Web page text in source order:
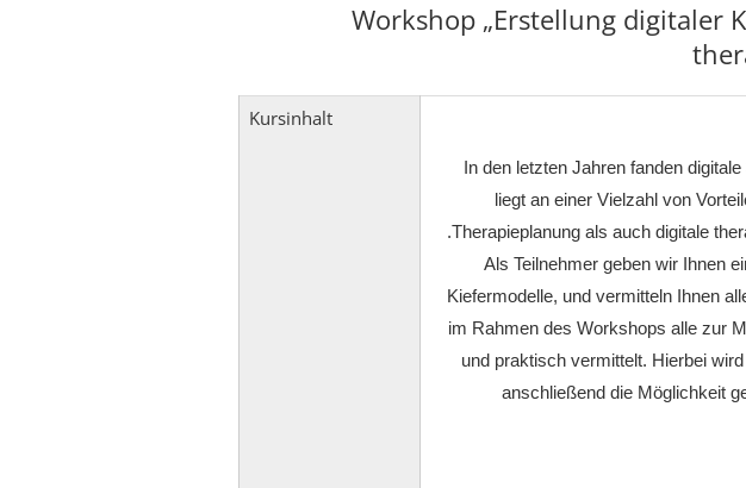
Workshop „Erstellung digitaler
Kursinhalt
In den letzten Jahren fanden
liegt an einer Vielzahl von
Therapieplanung als auch digitale
Als Teilnehmer geben wir Ihnen
Kiefermodelle, und vermitteln Ihnen
im Rahmen des Workshops alle zur
und praktisch vermittelt. Hierbei
anschließend die Möglichkeit